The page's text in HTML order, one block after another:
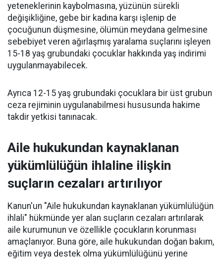
yeteneklerinin kaybolmasına, yüzünün sürekli
değişikliğine, gebe bir kadına karşı işlenip de
çocuğunun düşmesine, ölümün meydana gelmesine
sebebiyet veren ağırlaşmış yaralama suçlarını işleyen
15-18 yaş grubundaki çocuklar hakkında yaş indirimi
uygulanmayabilecek.
Ayrıca 12-15 yaş grubundaki çocuklara bir üst grubun
ceza rejiminin uygulanabilmesi hususunda hakime
takdir yetkisi tanınacak.
Aile hukukundan kaynaklanan
yükümlülüğün ihlaline ilişkin
suçların cezaları artırılıyor
Kanun'un "Aile hukukundan kaynaklanan yükümlülüğün
ihlali" hükmünde yer alan suçların cezaları artırılarak
aile kurumunun ve özellikle çocukların korunması
amaçlanıyor. Buna göre, aile hukukundan doğan bakım,
eğitim veya destek olma yükümlülüğünü yerine